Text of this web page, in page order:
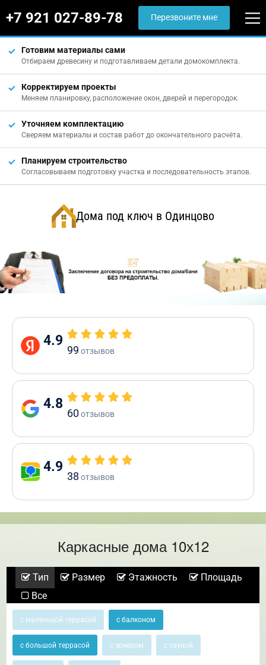
+7 921 027-89-78 Перезвоните мне
Готовим материалы сами
Отбираем древесину и подготавливаем детали домокомплекта.
Корректируем проекты
Меняем планировку, расположение окон, дверей и перегородок.
Уточняем комплектацию
Сверяем материалы и состав работ до окончательного расчёта.
Планируем строительство
Согласовываем подготовку участка и последовательность этапов.
Дома под ключ в Одинцово
4.9
99 отзывов
4.8
60отзывов
4.9
38 отзывов
Каркасные дома 10х12
Тип Размер Этажность
Площадь
Все
с маленькой террасой с балконом
с большой террасой с эркером с сауной